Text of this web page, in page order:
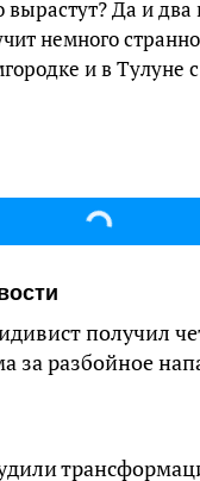
Да и два
немного
и в Тулуне
получил
за разбойное